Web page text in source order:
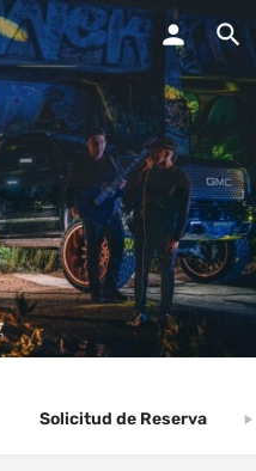
Solicitud de Reserva